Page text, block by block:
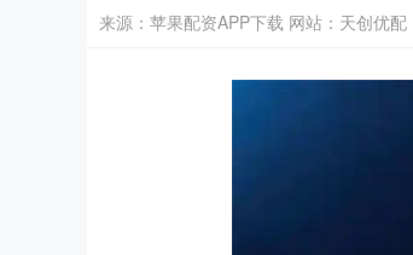
来源：苹果配资APP下载 网站：天创优配